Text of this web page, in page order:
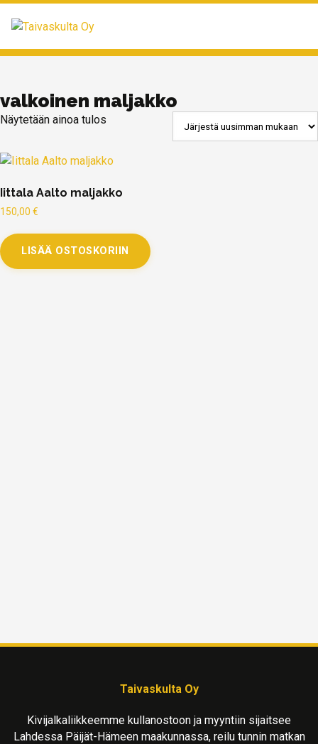
valkoinen maljakko
Näytetään ainoa tulos
Iittala Aalto maljakko
150,00 €
LISÄÄ OSTOSKORIIN
Taivaskulta Oy
Kivijalkaliikkeemme kullanostoon ja myyntiin sijaitsee
Lahdessa Päijät-Hämeen maakunnassa, reilu tunnin matkan